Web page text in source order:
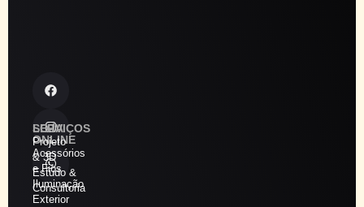
SERVIÇOS
Projeto
& 3D
Estudo &
Consultoria
LOJA
ONLINE
Acessórios
e Fios
Iluminação
Exterior